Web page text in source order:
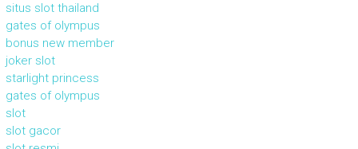
situs slot thailand
gates of olympus
bonus new member
joker slot
starlight princess
gates of olympus
slot
slot gacor